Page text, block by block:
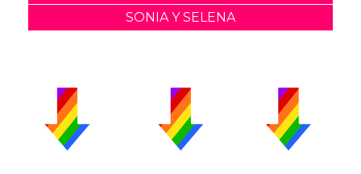
SONIA Y SELENA